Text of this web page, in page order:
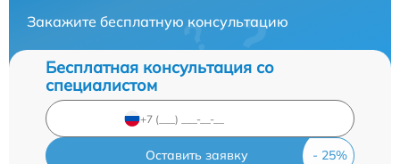
Закажите бесплатную консультацию
Бесплатная консультация со
специалистом
Оставить заявку